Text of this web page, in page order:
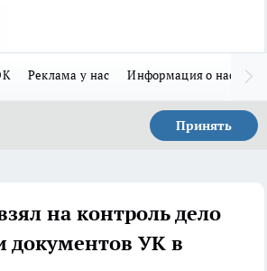
Реклама у нас Информация о нас
Принять
на контроль дело
документов УК в